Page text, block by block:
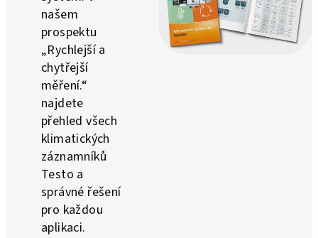
našem
prospektu
„Rychlejší a
chytřejší
měření.“
najdete
přehled všech
klimatických
záznamníků
Testo a
správné řešení
pro každou
aplikaci.